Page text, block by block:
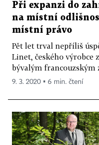
Při expanzi do
na místní
místní právo
Pět let trval nepříliš
Linet, českého výrobce
bývalým francouzským
9. 3. 2020 ▪ 6 min. čtení